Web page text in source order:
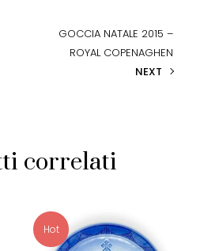
GOCCIA NATALE 2015 –
ROYAL COPENAGHEN
NEXT
correlati
Hot